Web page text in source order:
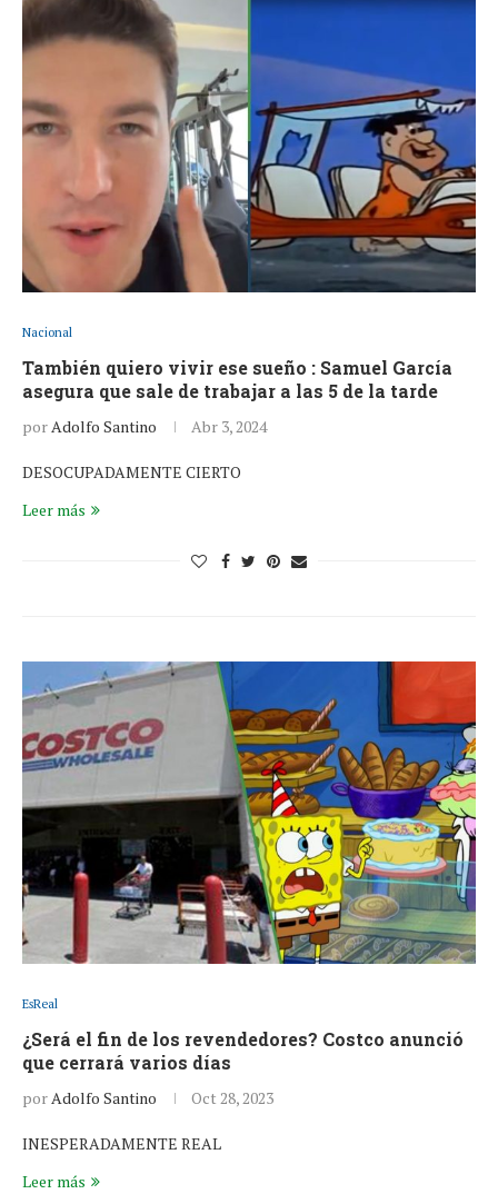
Nacional
También quiero vivir ese sueño : Samuel García
asegura que sale de trabajar a las 5 de la tarde
porAdolfo Santino Abr 3, 2024
DESOCUPADAMENTE CIERTO
Leer más
EsReal
¿Será el fin de los revendedores? Costco anunció
que cerrará varios días
porAdolfo Santino Oct 28, 2023
INESPERADAMENTE REAL
Leer más